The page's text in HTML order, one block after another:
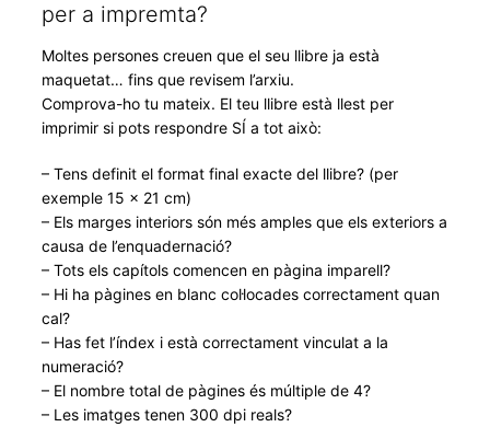
per a impremta?
Moltes persones creuen que el seu llibre ja està
maquetat… fins que revisem l’arxiu.
Comprova-ho tu mateix. El teu llibre està llest per
imprimir si pots respondre SÍ a tot això:
– Tens definit el format final exacte del llibre? (per
exemple 15 × 21 cm)
– Els marges interiors són més amples que els exteriors a
causa de l’enquadernació?
– Tots els capítols comencen en pàgina imparell?
– Hi ha pàgines en blanc col·locades correctament quan
cal?
– Has fet l’índex i està correctament vinculat a la
numeració?
– El nombre total de pàgines és múltiple de 4?
– Les imatges tenen 300 dpi reals?